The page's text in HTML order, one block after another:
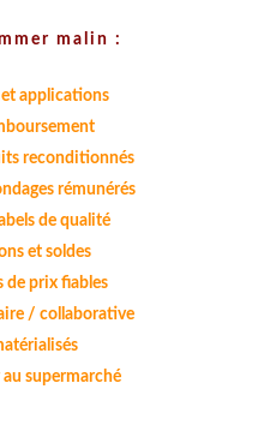
malin :
et applications
reconditionnés
rémunérés
de qualité
et soldes
de prix fiables
/ collaborative
supermarché